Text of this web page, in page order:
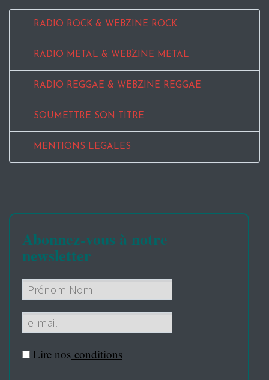
RADIO ROCK & WEBZINE ROCK
RADIO METAL & WEBZINE METAL
RADIO REGGAE & WEBZINE REGGAE
SOUMETTRE SON TITRE
MENTIONS LEGALES
Abonnez-vous à notre
newsletter
Lire nos conditions